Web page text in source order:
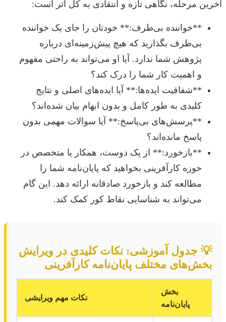
آخرین مرحله، نگاهی تازه و انتقادی به کل اثر است:
**خواننده بی‌طرف:** خودتان را جای یک خواننده
بی‌طرف بگذارید که هیچ پیش‌زمینه‌ای درباره
پژوهش شما ندارد. آیا او می‌تواند به راحتی مفهوم
و اهمیت کار شما را درک کند؟
**شفافیت ایده‌ها:** آیا ایده‌های اصلی و نتایج
کلیدی به طور کامل و بدون ابهام بیان شده‌اند؟
**پرسش‌های بی‌پاسخ:** آیا سوالات مهمی بدون
پاسخ مانده‌اند؟
**بازخورد:** از یک دوست، همکار یا متخصص در
حوزه کارآفرینی بخواهید که پایان‌نامه شما را
مطالعه کند و بازخورد صادقانه ارائه دهد. این گام
می‌تواند به شناسایی نقاط کور کمک کند.
💡 جدول آموزشی: نکات کلیدی در ویرایش
بخش‌های مختلف پایان‌نامه کارآفرینی
بخش
پایان‌نامه
نکات مهم ویرایشی